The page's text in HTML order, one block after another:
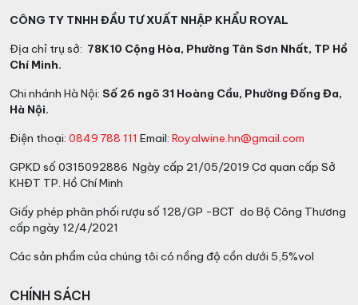
CÔNG TY TNHH ĐẦU TƯ XUẤT NHẬP KHẨU ROYAL
Địa chỉ trụ sở: 78K10 Cộng Hòa, Phường Tân Sơn Nhất, TP Hồ
Chí Minh.
Chi nhánh Hà Nội: Số 26 ngõ 31 Hoàng Cầu, Phường Đống Đa,
Hà Nội.
Điện thoại: 0849 788 111 Email: Royalwine.hn@gmail.com
GPKD số 0315092886 Ngày cấp 21/05/2019 Cơ quan cấp Sở
KHĐT TP. Hồ Chí Minh
Giấy phép phân phối rượu số 128/GP -BCT do Bộ Công Thương
cấp ngày 12/4/2021
Các sản phẩm của chúng tôi có nồng độ cồn dưới 5,5%vol
CHÍNH SÁCH